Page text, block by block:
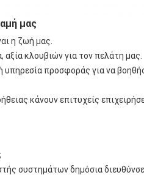
μας
η ζωή μας.
κλουβιών για τον πελάτη μας.
προσφοράς για να
κάνουν επιτυχείς
συστημάτων δημόσια